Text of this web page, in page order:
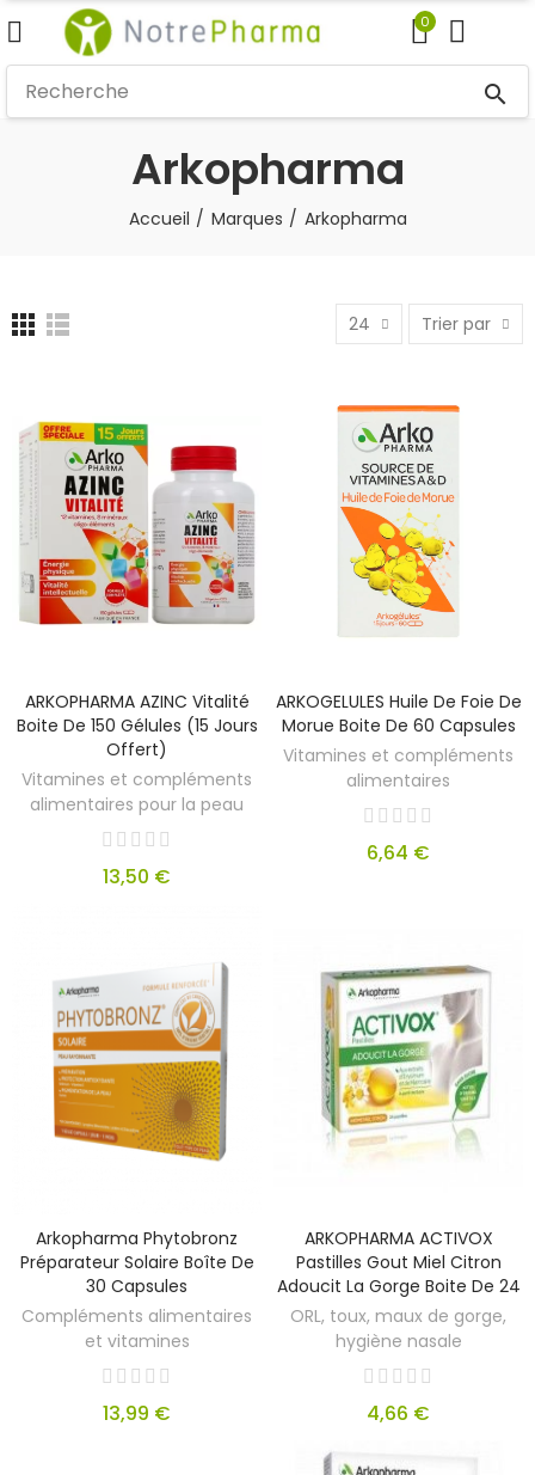
0
search
Arkopharma
Accueil Marques Arkopharma
24 Trier par
ARKOPHARMA AZINC Vitalité
Boite De 150 Gélules (15 Jours
Offert)
Vitamines et compléments
alimentaires pour la peau
13,50 €
ARKOGELULES Huile De Foie De
Morue Boite De 60 Capsules
Vitamines et compléments
alimentaires
6,64 €
Arkopharma Phytobronz
Préparateur Solaire Boîte De
30 Capsules
Compléments alimentaires
et vitamines
13,99 €
ARKOPHARMA ACTIVOX
Pastilles Gout Miel Citron
Adoucit La Gorge Boite De 24
ORL, toux, maux de gorge,
hygiène nasale
4,66 €